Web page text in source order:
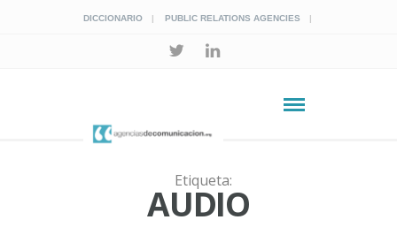
DICCIONARIO PUBLIC RELATIONS AGENCIES
Etiqueta:
AUDIO